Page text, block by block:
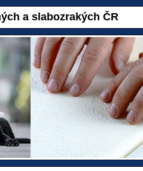
a slabozrakých ČR